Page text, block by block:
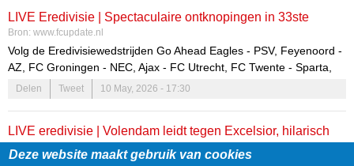
LIVE Eredivisie | Spectaculaire ontknopingen in 33ste
speelronde Eredivisie
Bron: www.fcupdate.nl
Volg de Eredivisiewedstrijden Go Ahead Eagles - PSV, Feyenoord -
AZ, FC Groningen - NEC, Ajax - FC Utrecht, FC Twente - Sparta,
NAC - sc Heerenveen, Fortuna Sittard - PEC Zwolle, Excelsior - FC
Volendam en Telstar - Heracles in dit liveblog.
Delen Tweet 10 May, 2026 - 17:30
LIVE eredivisie | Volendam leidt tegen Excelsior, hilarisch
moment bij Telstar: volg hier de degradatiestrijd
Deze website maakt gebruik van cookies